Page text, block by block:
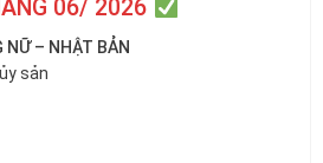
06/ 2026
NỮ – NHẬT BẢN
sản